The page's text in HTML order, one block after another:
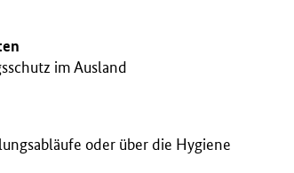
im Ausland
oder über die Hygiene